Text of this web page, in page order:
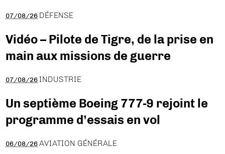
07/08/26 DÉFENSE
Vidéo – Pilote de Tigre, de la prise en
main aux missions de guerre
07/08/26 INDUSTRIE
Un septième Boeing 777-9 rejoint le
programme d’essais en vol
06/08/26 AVIATION GÉNÉRALE